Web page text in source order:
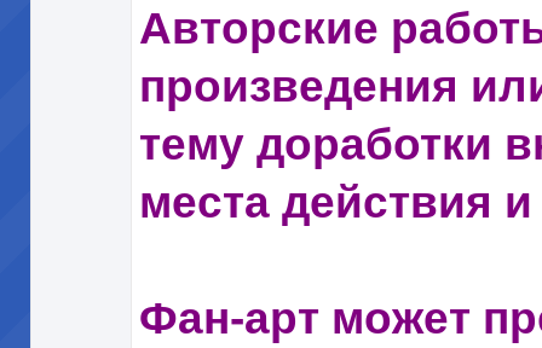
Авторские
произведения
тему доработки
места действия и
Фан-арт может